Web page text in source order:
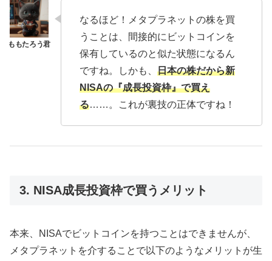
なるほど！メタプラネットの株を買
うことは、間接的にビットコインを
保有しているのと似た状態になるん
ですね。しかも、 日本の株だから新
NISAの『成長投資枠』で買え
る……。これが裏技の正体ですね！
3. NISA成長投資枠で買うメリット
本来、NISAでビットコインを持つことはできませんが、
メタプラネットを介することで以下のようなメリットが生